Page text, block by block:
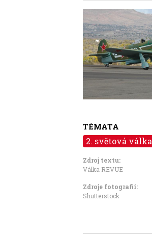
TÉMATA
2. světová válka
Zdroj textu:
Válka REVUE
Zdroje fotografii:
Shutterstock